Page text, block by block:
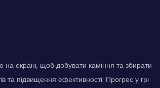
екрані, щоб добувати каміння та збирати
та підвищення ефективності. Прогрес у грі